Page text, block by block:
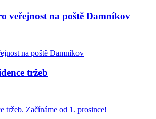
veřejnost na poště Damníkov
na poště Damníkov
tržeb
tržeb. Začínáme od 1. prosince!